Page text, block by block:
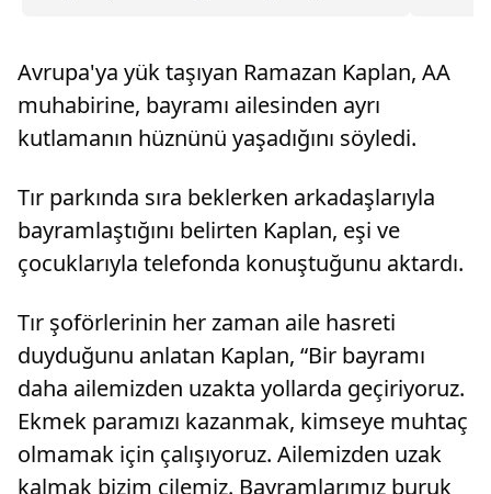
(34), tedavi gördüğü hastaned...
Avrupa'ya yük taşıyan Ramazan Kaplan, AA
muhabirine, bayramı ailesinden ayrı
kutlamanın hüznünü yaşadığını söyledi.
Tır parkında sıra beklerken arkadaşlarıyla
bayramlaştığını belirten Kaplan, eşi ve
çocuklarıyla telefonda konuştuğunu aktardı.
Tır şoförlerinin her zaman aile hasreti
duyduğunu anlatan Kaplan, “Bir bayramı
daha ailemizden uzakta yollarda geçiriyoruz.
Ekmek paramızı kazanmak, kimseye muhtaç
olmamak için çalışıyoruz. Ailemizden uzak
kalmak bizim çilemiz. Bayramlarımız buruk